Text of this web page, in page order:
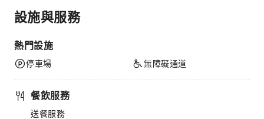
設施與服務
熱門設施
停車場 無障礙通道
餐飲服務
送餐服務